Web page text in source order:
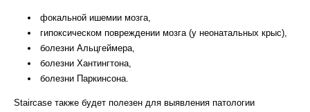
фокальной ишемии мозга,
гипоксическом повреждении мозга (у неонатальных крыс),
болезни Альцгеймера,
болезни Хантингтона,
болезни Паркинсона.
Staircase также будет полезен для выявления патологии